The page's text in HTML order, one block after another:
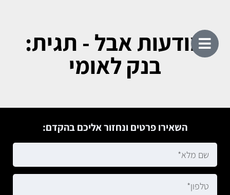
מודעות אבל - תגית:
בנק לאומי
השאירו פרטים ונחזור אליכם בהקדם: